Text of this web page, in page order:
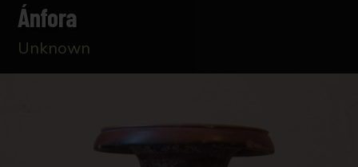
Ánfora
Unknown